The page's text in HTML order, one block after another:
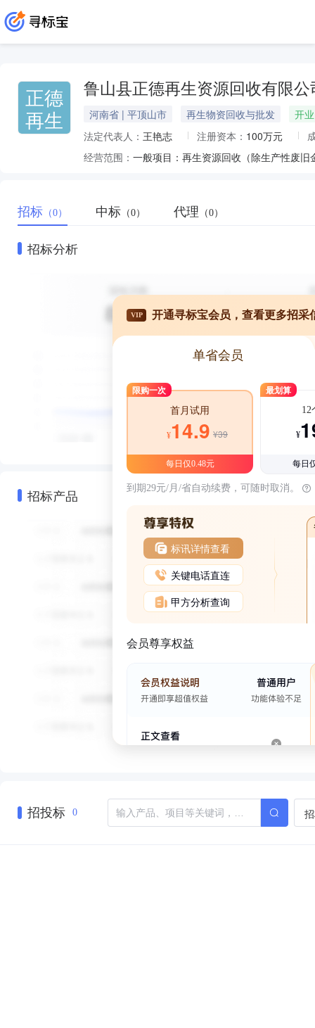
正德
再生
鲁山县正德再生资源回收有限公
河南省 | 平顶山市 再生物资回收与批发
开业
法定代表人： 王艳志 注册资本： 100万元
经营范围：
招标 （0） 中标 （0） 代理 （0）
招标分析
招标产品
VIP 开通寻标宝会员，查看更多招采
单省会员
限购一次
首月试用
¥14.9 ¥39
每日仅0.48元
最划算
12
¥
每日
到期29元/月/省自动续费，可随时取消。
标讯详情查看
关键电话直连
甲方分析查询
会员尊享权益
招投标 0